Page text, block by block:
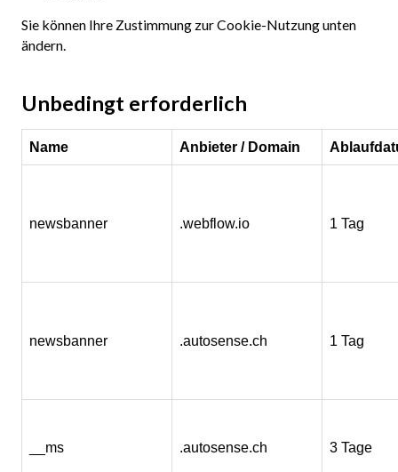
Sie können Ihre Zustimmung zur Cookie-Nutzung unten
ändern.
Unbedingt erforderlich
Name Anbieter / Domain
newsbanner .webflow.io 1 Tag
newsbanner .autosense.ch 1 Tag
__ms .autosense.ch 3 Tage